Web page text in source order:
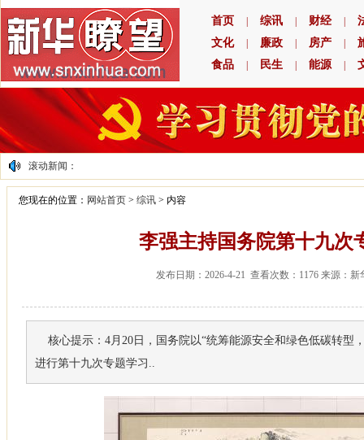
首页 综讯 财经
文化
廉政 房产
食品
民生 能源
滚动新闻：
您现在的位置： 网站首页 > 综讯 > 内容
李强主持国务院第十九次
发布日期：2026-4-21 查看次数：1176 来源：
核心提示：4月20日，国务院以“统筹能源安全和绿色低碳转型
进行第十九次专题学习..